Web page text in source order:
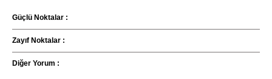
Güçlü Noktalar :
Zayıf Noktalar :
Diğer Yorum :